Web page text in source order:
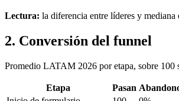
Lectura: la diferencia entre líderes y mediana
2. Conversión del funnel
Promedio LATAM 2026 por etapa, sobre 100
Etapa Pasan